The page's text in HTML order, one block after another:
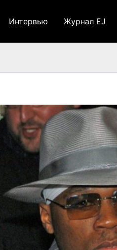
Интервью Журнал EJ